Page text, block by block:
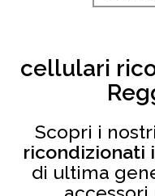
cellulari
Scopri i
ricondizionati
di ultima